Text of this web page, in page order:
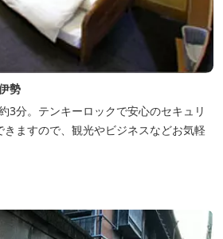
勢
3分。テンキーロックで安心のセキュリ
ますので、観光やビジネスなどお気軽